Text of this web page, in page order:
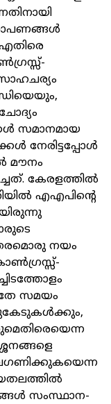
സമാനമായ
നേരിട്ടപ്പോള്‍
മൗനം
കേരളത്തില്‍
എഎപിന്റെ
നയം
സമയം
സംസ്ഥാന-